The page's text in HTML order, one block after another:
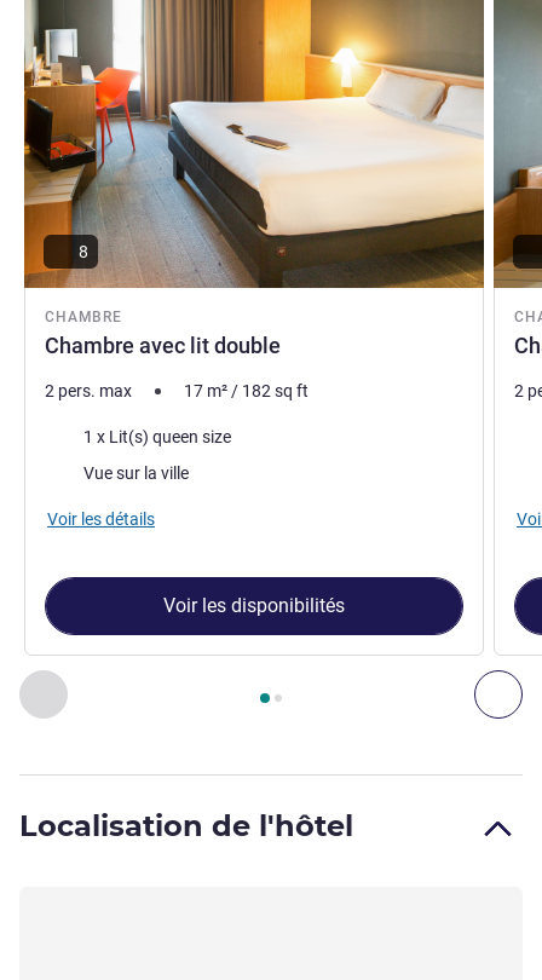
Francesca AOUAD, Direction de l'hôtel
Précédent - Chambre
Page , Chambre 1 : Chambre avec lit double ,
CHAMBRE
Chambre avec lit double
8
2 pers. max 17 m²/ 182sq ft
Literie1 x Lit(s) queen size
Vues :Vue sur la ville
Voir les détails
Voir les disponibilités
2
Localisation de l'hôtel